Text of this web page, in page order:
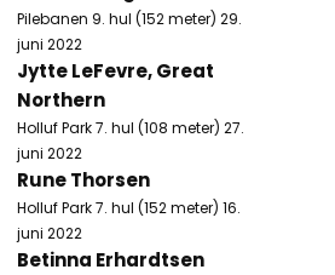
Pilebanen 9. hul (152 meter) 29.
juni 2022
Jytte LeFevre, Great
Northern
Holluf Park 7. hul (108 meter) 27.
juni 2022
Rune Thorsen
Holluf Park 7. hul (152 meter) 16.
juni 2022
Betinna Erhardtsen